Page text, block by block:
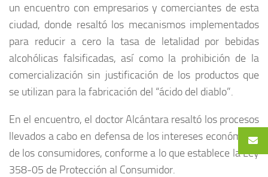
un encuentro con empresarios y comerciantes de esta
ciudad, donde resaltó los mecanismos implementados
para reducir a cero la tasa de letalidad por bebidas
alcohólicas falsificadas, así como la prohibición de la
comercialización sin justificación de los productos que
se utilizan para la fabricación del “ácido del diablo”.
En el encuentro, el doctor Alcántara resaltó los procesos
llevados a cabo en defensa de los intereses económicos
de los consumidores, conforme a lo que establece la Ley
358-05 de Protección al Consumidor.